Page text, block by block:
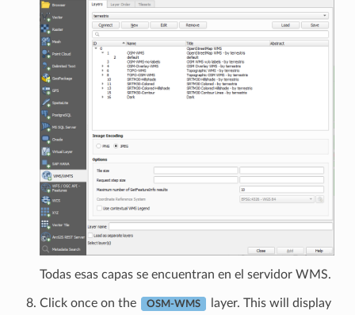
Todas esas capas se encuentran en el servidor WMS.
Click once on the OSM-WMS
layer. This will display